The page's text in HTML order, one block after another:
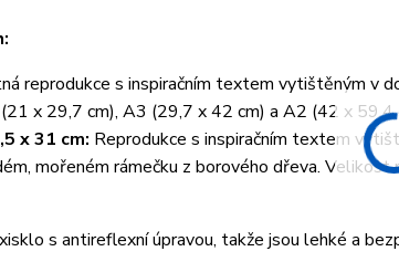
reprodukce s inspiračním textem vytištěným v
x 29,7 cm), A3 (29,7 x 42 cm) a A2 (42 x 59,4
x 31 cm: Reprodukce s inspiračním textem
mořeném rámečku z borového dřeva.
s antireflexní úpravou, takže jsou lehké a